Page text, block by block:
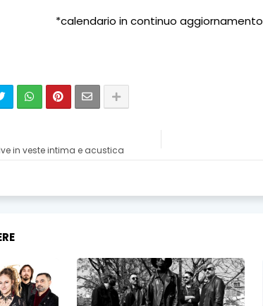
*calendario in continuo aggiornamento
in veste intima e acustica